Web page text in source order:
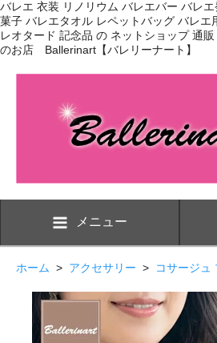
バレエ 衣装 リノリウム バレエバー バレ
菓子 バレエタオル レペットバッグ バレエ
レオタード 記念品 の ネットショップ 通
のお店 Ballerinart【バレリーナート】
メニュー
ホーム > アクセサリー > コサージュ